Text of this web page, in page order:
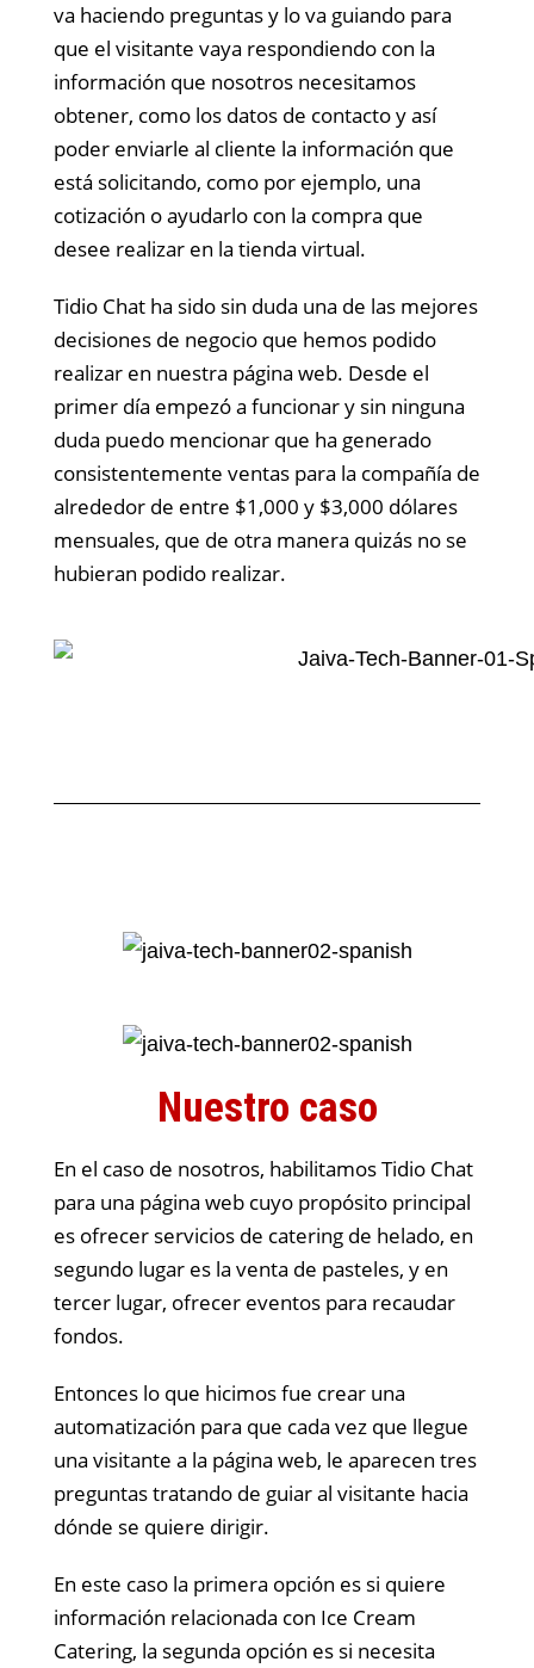
va haciendo preguntas y lo va guiando para
que el visitante vaya respondiendo con la
información que nosotros necesitamos
obtener, como los datos de contacto y así
poder enviarle al cliente la información que
está solicitando, como por ejemplo, una
cotización o ayudarlo con la compra que
desee realizar en la tienda virtual.
Tidio Chat ha sido sin duda una de las mejores
decisiones de negocio que hemos podido
realizar en nuestra página web. Desde el
primer día empezó a funcionar y sin ninguna
duda puedo mencionar que ha generado
consistentemente ventas para la compañía de
alrededor de entre $1,000 y $3,000 dólares
mensuales, que de otra manera quizás no se
hubieran podido realizar.
Nuestro caso
En el caso de nosotros, habilitamos Tidio Chat
para una página web cuyo propósito principal
es ofrecer servicios de catering de helado, en
segundo lugar es la venta de pasteles, y en
tercer lugar, ofrecer eventos para recaudar
fondos.
Entonces lo que hicimos fue crear una
automatización para que cada vez que llegue
una visitante a la página web, le aparecen tres
preguntas tratando de guiar al visitante hacia
dónde se quiere dirigir.
En este caso la primera opción es si quiere
información relacionada con Ice Cream
Catering, la segunda opción es si necesita